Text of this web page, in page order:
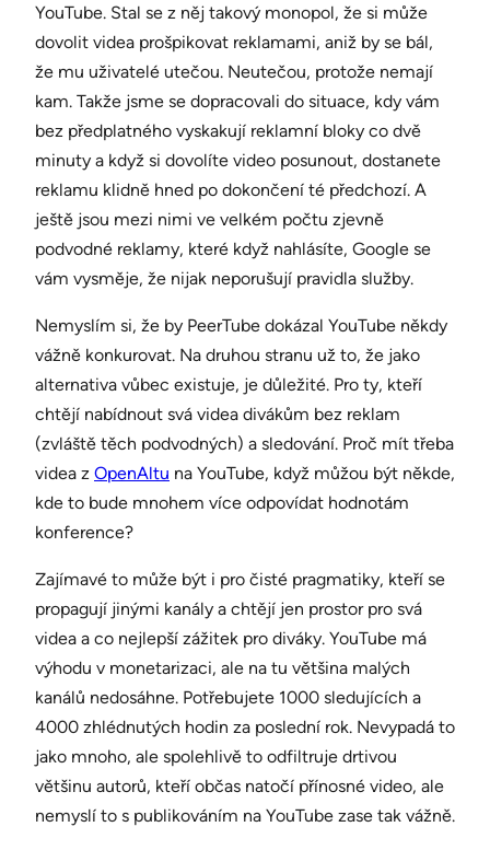
YouTube. Stal se z něj takový monopol, že si může
dovolit videa prošpikovat reklamami, aniž by se bál,
že mu uživatelé utečou. Neutečou, protože nemají
kam. Takže jsme se dopracovali do situace, kdy vám
bez předplatného vyskakují reklamní bloky co dvě
minuty a když si dovolíte video posunout, dostanete
reklamu klidně hned po dokončení té předchozí. A
ještě jsou mezi nimi ve velkém počtu zjevně
podvodné reklamy, které když nahlásíte, Google se
vám vysměje, že nijak neporušují pravidla služby.
Nemyslím si, že by PeerTube dokázal YouTube někdy
vážně konkurovat. Na druhou stranu už to, že jako
alternativa vůbec existuje, je důležité. Pro ty, kteří
chtějí nabídnout svá videa divákům bez reklam
(zvláště těch podvodných) a sledování. Proč mít třeba
videa z OpenAltu na YouTube, když můžou být někde,
kde to bude mnohem více odpovídat hodnotám
konference?
Zajímavé to může být i pro čisté pragmatiky, kteří se
propagují jinými kanály a chtějí jen prostor pro svá
videa a co nejlepší zážitek pro diváky. YouTube má
výhodu v monetarizaci, ale na tu většina malých
kanálů nedosáhne. Potřebujete 1000 sledujících a
4000 zhlédnutých hodin za poslední rok. Nevypadá to
jako mnoho, ale spolehlivě to odfiltruje drtivou
většinu autorů, kteří občas natočí přínosné video, ale
nemyslí to s publikováním na YouTube zase tak vážně.